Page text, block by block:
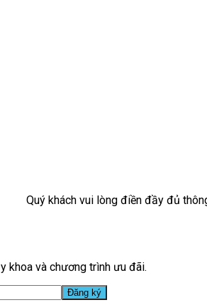
Quý khách vui lòng điền đầy đủ
khoa và chương trình ưu đãi.